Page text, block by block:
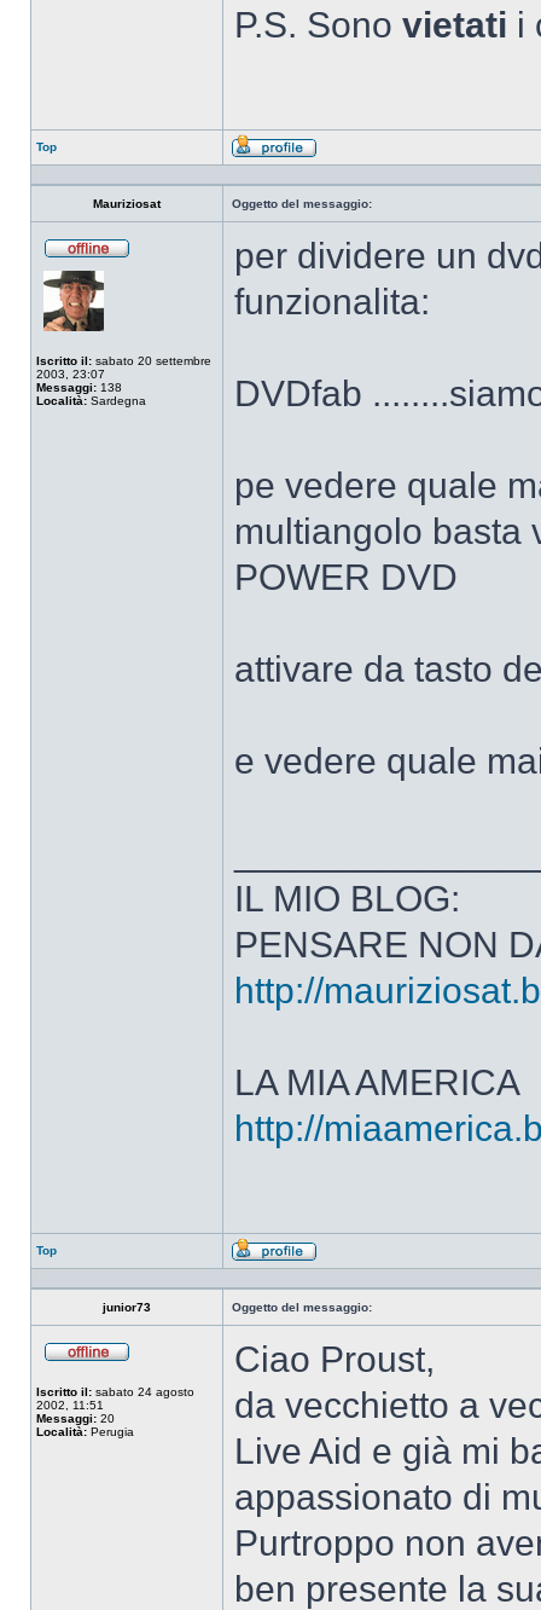
P.S. Sono vietati i
Top
Profilo
Mauriziosat Oggetto del messaggio:
Iscritto il: sabato 20 settembre
2003, 23:07
Messaggi: 138
Località: Sardegna
per dividere un
funzionalita:
DVDfab
pe vedere quale
multiangolo basta
POWER DVD
attivare da tasto
e vedere quale
IL MIO BLOG:
PENSARE NON
http://
LA MIA AMERICA
http://
Top
Profilo
junior73 Oggetto del messaggio:
Iscritto il: sabato 24 agosto
2002, 11:51
Messaggi: 20
Località: Perugia
Ciao Proust,
da vecchietto a
Live Aid e già mi
appassionato di
Purtroppo non
ben presente la